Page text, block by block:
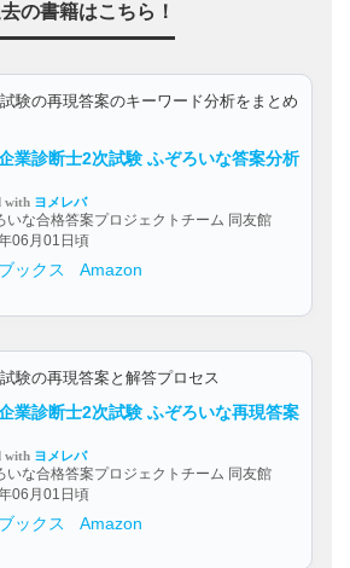
の書籍はこちら！
験の再現答案のキーワード分析をまとめ
業診断士2次試験 ふぞろいな答案分析
with ヨメレバ
いな合格答案プロジェクトチーム 同友館
06月01日頃
ックス Amazon
験の再現答案と解答プロセス
業診断士2次試験 ふぞろいな再現答案
with ヨメレバ
いな合格答案プロジェクトチーム 同友館
06月01日頃
ックス Amazon